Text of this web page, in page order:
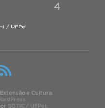
4
/ UFPel
e Cultura.
.
SGTIC / UFPel.